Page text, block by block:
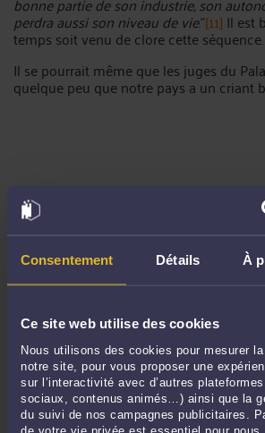
Consentement Détails À
Ce site web utilise des cookies
Nous utilisons des cookies pour mesurer
notre site, pour vous proposer une
sur l’interactivité avec d’autres
sociaux, contenus animés…) ainsi que la
du suivi de nos campagnes publicitaires.
de votre vie privée est essentiel pour
perdra aussi son niveau de vie."[11] Il est
temps soit venu de clore cette séquence.
Il se pourrait même que les juges du
quelque peu que notre pays a un criant
[1]CE, Ass., décision Association French
autres, 21 avril 2021, no 393099.
Directive 2002/58/CE du Parlement
Conseil du 12 juillet 2002 concernant le
privée dans le secteur des
[3]Voir, par exemple l'article de Marc
https://www.nextinpact.com/article/
conseil-detat-a-sauve-conservation-
[4]En l'absence de clause expresse dans